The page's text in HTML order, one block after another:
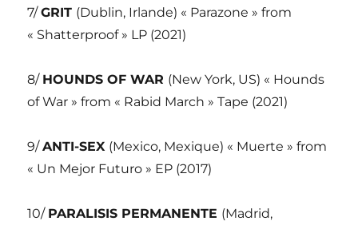
7/GRIT (Dublin, Irlande) « Parazone » from
« Shatterproof » LP (2021)
8/ HOUNDS OF WAR (New York, US) « Hounds
of War » from « Rabid March » Tape (2021)
9/ANTI-SEX (Mexico, Mexique) « Muerte » from
« Un Mejor Futuro » EP (2017)
10/ PARALISIS PERMANENTE (Madrid,